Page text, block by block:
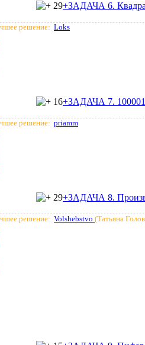
29+ЗАДАЧА 6.
решение: Loks
16+ЗАДАЧА 7.
решение: priamm
29+ЗАДАЧА 8.
решение: Volshebstvo (Татьяна